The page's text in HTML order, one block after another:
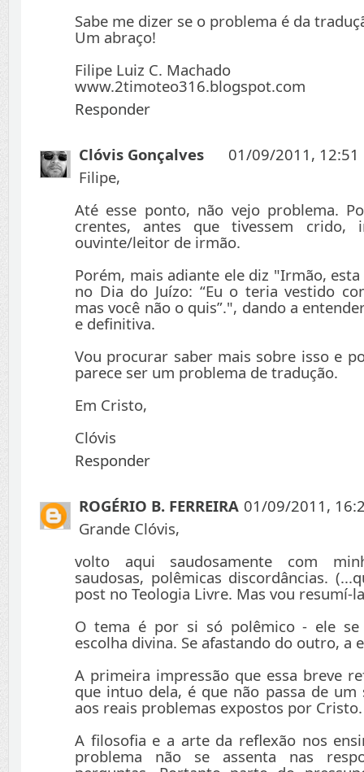
Sabe me dizer se o problema é da
Um abraço!
Filipe Luiz C. Machado
www.2timoteo316.blogspot.com
Responder
Clóvis Gonçalves
01/09/2011, 12:51
Filipe,
Até esse ponto, não vejo problema.
crentes, antes que tivessem crido,
ouvinte/leitor de irmão.
Porém, mais adiante ele diz "Irmão,
no Dia do Juízo: “Eu o teria vestido
mas você não o quis”.", dando a
e definitiva.
Vou procurar saber mais sobre isso e
parece ser um problema de tradução.
Em Cristo,
Clóvis
Responder
ROGÉRIO B. FERREIRA 01/09/2011,
Grande Clóvis,
volto aqui saudosamente com
saudosas, polêmicas discordâncias.
post no Teologia Livre. Mas vou resumí-
O tema é por si só polêmico - ele
escolha divina. Se afastando do outro, a
A primeira impressão que essa breve
que intuo dela, é que não passa de
aos reais problemas expostos por Cristo.
A filosofia e a arte da reflexão nos
problema não se assenta nas